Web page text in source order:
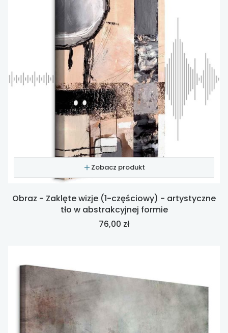
Zobacz produkt
Obraz - Zaklęte wizje (1-częściowy) - artystyczne
tło w abstrakcyjnej formie
Cena
76,00 zł